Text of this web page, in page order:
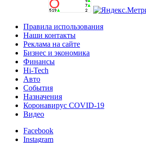
Правила использования
Наши контакты
Реклама на сайте
Бизнес и экономика
Финансы
Hi-Tech
Авто
События
Назначения
Коронавирус COVID-19
Видео
Facebook
Instagram